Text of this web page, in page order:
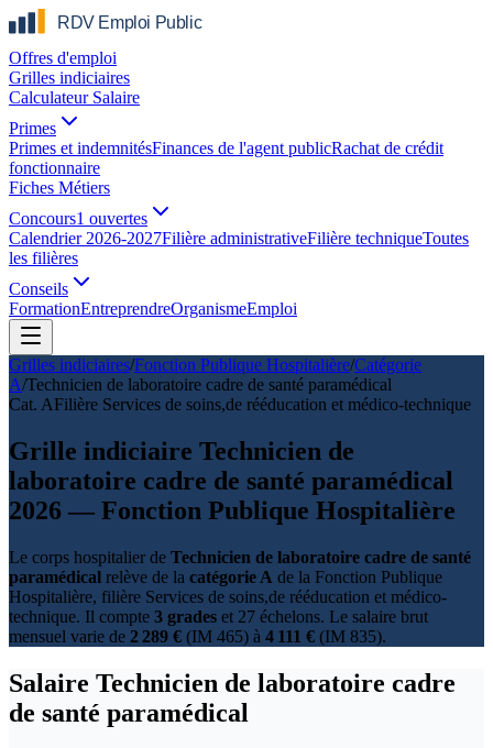
Offres d'emploi
Grilles indiciaires
Calculateur Salaire
Primes
Primes et indemnitésFinances de l'agent publicRachat de crédit
fonctionnaire
Fiches Métiers
Concours1 ouvertes
Calendrier 2026-2027Filière administrativeFilière techniqueToutes
les filières
Conseils
FormationEntreprendreOrganismeEmploi
Grilles indiciaires/Fonction Publique Hospitalière/Catégorie
A/Technicien de laboratoire cadre de santé paramédical
Cat. AFilière Services de soins,de rééducation et médico-technique
Grille indiciaire Technicien de
laboratoire cadre de santé paramédical
2026 — Fonction Publique Hospitalière
Le corps hospitalier de Technicien de laboratoire cadre de santé
paramédical relève de la catégorie A de la Fonction Publique
Hospitalière, filière Services de soins,de rééducation et médico-
technique. Il compte 3 grades et 27 échelons. Le salaire brut
mensuel varie de 2 289 € (IM 465) à 4 111 € (IM 835).
Salaire Technicien de laboratoire cadre
de santé paramédical